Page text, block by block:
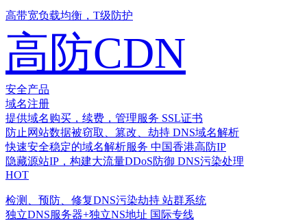
高带宽负载均衡，T级防护
高防CDN
安全产品
域名注册
提供域名购买，续费，管理服务 SSL证书
防止网站数据被窃取、篡改、劫持 DNS域名解析
快速安全稳定的域名解析服务 中国香港高防IP
隐藏源站IP，构建大流量DDoS防御 DNS污染处理
HOT
检测、预防、修复DNS污染劫持 站群系统
独立DNS服务器+独立NS地址 国际专线